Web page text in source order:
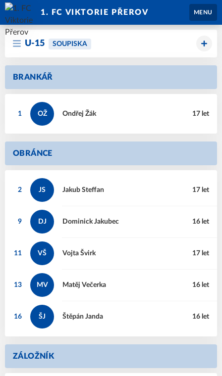
1. FC VIKTORIE PŘEROV MENU
U-15 SOUPISKA
BRANKÁŘ
1 OŽ Ondřej Žák 17 let
OBRÁNCE
2 JS Jakub Steffan 17 let
9 DJ DominickJakubec 16 let
11 VŠ Vojta Švirk 17 let
13 MV Matěj Večerka 16 let
16 ŠJ Štěpán Janda 16 let
ZÁLOŽNÍK